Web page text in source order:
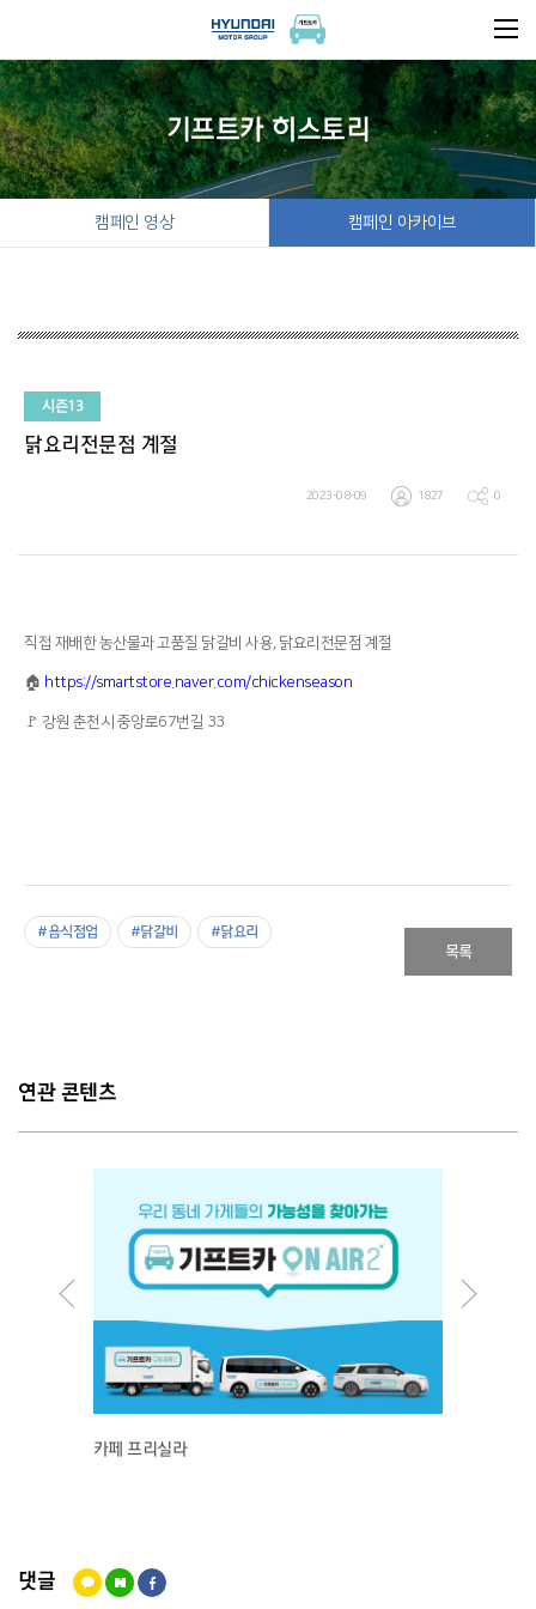
기프트카 히스토리
캠페인 영상 캠페인 아카이브
시즌13
닭요리전문점 계절
2023-08-09 1827 0
직접 재배한 농산물과 고품질 닭갈비 사용, 닭요리전문점 계절
🏠 https://smartstore.naver.com/chickenseason
🚩 강원 춘천시 중앙로67번길 33
#음식점업 #닭갈비 #닭요리
목록
연관 콘텐츠
카페 프리실라
댓글